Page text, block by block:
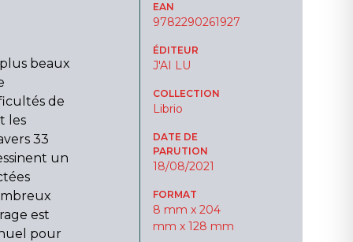
beaux
de
les
33
un
est
pour
EAN
9782290261927
ÉDITEUR
J'AI LU
COLLECTION
Librio
DATE DE
PARUTION
18/08/2021
FORMAT
8 mm x 204
mm x 128 mm